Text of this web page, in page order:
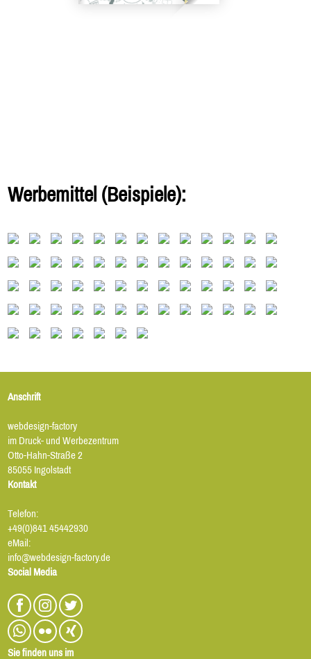
Werbemittel (Beispiele):
Anschrift
webdesign-factory
im Druck- und Werbezentrum
Otto-Hahn-Straße 2
85055 Ingolstadt
Kontakt
Telefon:
+49(0)841 45442930
eMail:
info@webdesign-factory.de
Social Media
Sie finden uns im